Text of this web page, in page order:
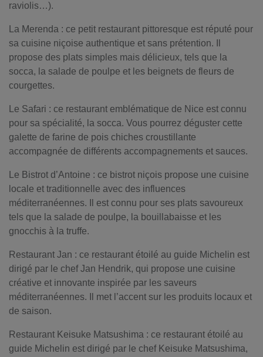
raviolis…).
La Merenda : ce petit restaurant pittoresque est réputé pour
sa cuisine niçoise authentique et sans prétention. Il
propose des plats simples mais délicieux, tels que la
socca, la salade de poulpe et les beignets de fleurs de
courgettes.
Le Safari : ce restaurant emblématique de Nice est connu
pour sa spécialité, la socca. Vous pourrez déguster cette
galette de farine de pois chiches croustillante
accompagnée de différents accompagnements et sauces.
Le Bistrot d’Antoine : ce bistrot niçois propose une cuisine
locale et traditionnelle avec des influences
méditerranéennes. Il est connu pour ses plats savoureux
tels que la salade de poulpe, la bouillabaisse et les
gnocchis à la truffe.
Restaurant Jan : ce restaurant étoilé au guide Michelin est
dirigé par le chef Jan Hendrik, qui propose une cuisine
créative et innovante inspirée par les saveurs
méditerranéennes. Il met l’accent sur les produits locaux et
de saison.
Restaurant Keisuke Matsushima : ce restaurant étoilé au
guide Michelin est dirigé par le chef Keisuke Matsushima,